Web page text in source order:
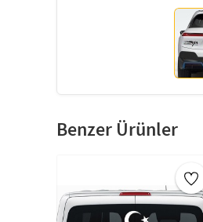
Benzer Ürünler